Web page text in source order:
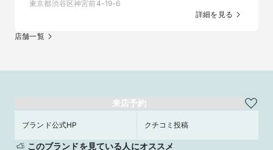
東京都渋谷区神宮前4-19-6
詳細を見る
店舗一覧
来店予約
ブランド公式HP クチコミ投稿
このブランドを見ている人にオススメ